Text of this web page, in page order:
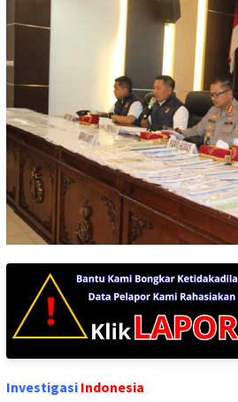
Investigasi Indonesia